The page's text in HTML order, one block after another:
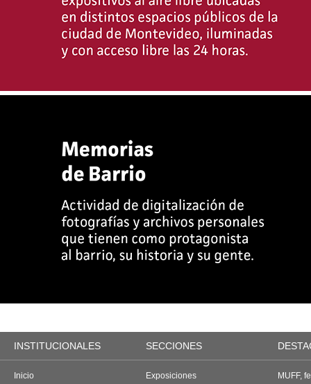
INSTITUCIONALES SECCIONES
Inicio
Exposiciones
MUFF,